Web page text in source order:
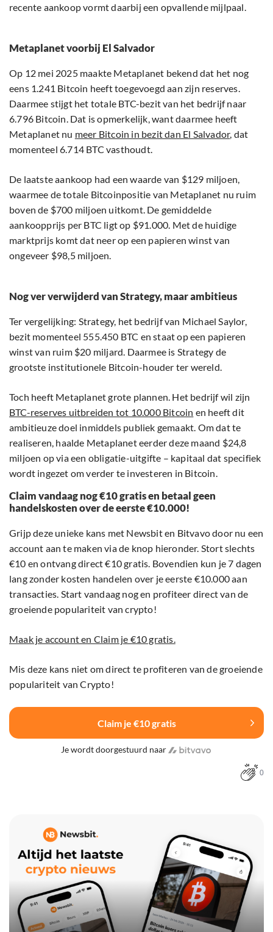
recente aankoop vormt daarbij een opvallende mijlpaal.
Metaplanet voorbij El Salvador
Op 12 mei 2025 maakte Metaplanet bekend dat het nog
eens 1.241 Bitcoin heeft toegevoegd aan zijn reserves.
Daarmee stijgt het totale BTC-bezit van het bedrijf naar
6.796 Bitcoin. Dat is opmerkelijk, want daarmee heeft
Metaplanet nu meer Bitcoin in bezit dan El Salvador, dat
momenteel 6.714 BTC vasthoudt.
De laatste aankoop had een waarde van $129 miljoen,
waarmee de totale Bitcoinpositie van Metaplanet nu ruim
boven de $700 miljoen uitkomt. De gemiddelde
aankoopprijs per BTC ligt op $91.000. Met de huidige
marktprijs komt dat neer op een papieren winst van
ongeveer $98,5 miljoen.
Nog ver verwijderd van Strategy, maar ambitieus
Ter vergelijking: Strategy, het bedrijf van Michael Saylor,
bezit momenteel 555.450 BTC en staat op een papieren
winst van ruim $20 miljard. Daarmee is Strategy de
grootste institutionele Bitcoin-houder ter wereld.
Toch heeft Metaplanet grote plannen. Het bedrijf wil zijn
BTC-reserves uitbreiden tot 10.000 Bitcoin en heeft dit
ambitieuze doel inmiddels publiek gemaakt. Om dat te
realiseren, haalde Metaplanet eerder deze maand $24,8
miljoen op via een obligatie-uitgifte – kapitaal dat specifiek
wordt ingezet om verder te investeren in Bitcoin.
Claim vandaag nog €10 gratis en betaal geen
handelskosten over de eerste €10.000!
Grijp deze unieke kans met Newsbit en Bitvavo door nu een
account aan te maken via de knop hieronder. Stort slechts
€10 en ontvang direct €10 gratis. Bovendien kun je 7 dagen
lang zonder kosten handelen over je eerste €10.000 aan
transacties. Start vandaag nog en profiteer direct van de
groeiende populariteit van crypto!
Maak je account en Claim je €10 gratis.
Mis deze kans niet om direct te profiteren van de groeiende
populariteit van Crypto!
Claim je €10 gratis
Je wordt doorgestuurd naar
0